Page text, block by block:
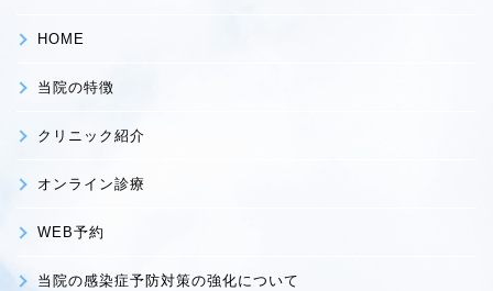
HOME
当院の特徴
クリニック紹介
オンライン診療
WEB予約
当院の感染症予防対策の強化について